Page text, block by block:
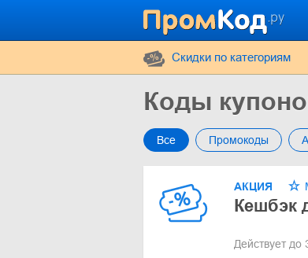
Cкидки по категориям
Коды
Все Промокоды
АКЦИЯ
Кешбэк
Действует до